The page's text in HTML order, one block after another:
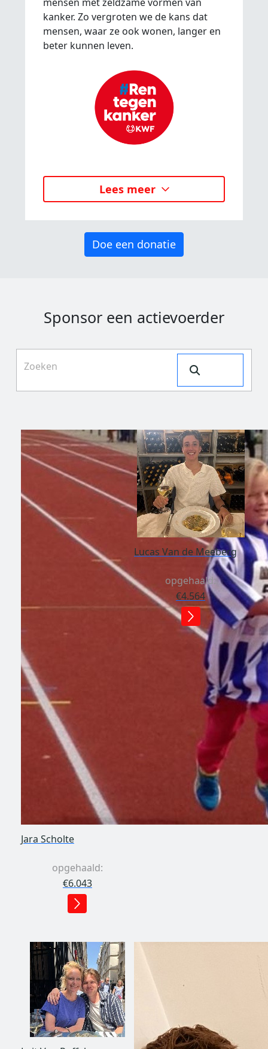
kanker. Zo vergroten we de kans dat
mensen, waar ze ook wonen, langer en
beter kunnen leven.
Lees meer
Doe een donatie
Sponsor een actievoerder
Jara Scholte
opgehaald:
€6.043
Lucas Van de Meeberg
opgehaald:
€4.564